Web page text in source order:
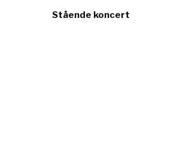
Stående koncert